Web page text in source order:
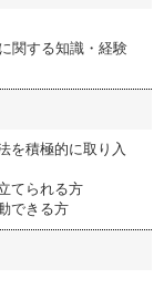
関する知識・経験
を積極的に取り入
てられる方
できる方